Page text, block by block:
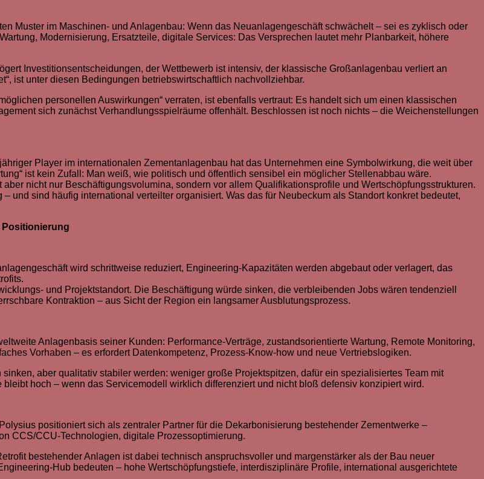
Muster im Maschinen- und Anlagenbau: Wenn das Neuanlagengeschäft schwächelt – sei es zyklisch oder
Modernisierung, Ersatzteile, digitale Services: Das Versprechen lautet mehr Planbarkeit, höhere
Investitionsentscheidungen, der Wettbewerb ist intensiv, der klassische Großanlagenbau verliert an
ist unter diesen Bedingungen betriebswirtschaftlich nachvollziehbar.
personellen Auswirkungen“ verraten, ist ebenfalls vertraut: Es handelt sich um einen klassischen
sich zunächst Verhandlungsspielräume offenhält. Beschlossen ist noch nichts – die Weichenstellungen
Player im internationalen Zementanlagenbau hat das Unternehmen eine Symbolwirkung, die weit über
ist kein Zufall: Man weiß, wie politisch und öffentlich sensibel ein möglicher Stellenabbau wäre.
nicht nur Beschäftigungsvolumina, sondern vor allem Qualifikationsprofile und Wertschöpfungsstrukturen.
und sind häufig international verteilter organisiert. Was das für Neubeckum als Standort konkret bedeutet,
wird schrittweise reduziert, Engineering-Kapazitäten werden abgebaut oder verlagert, das
und Projektstandort. Die Beschäftigung würde sinken, die verbleibenden Jobs wären tendenziell
Kontraktion – aus Sicht der Region ein langsamer Ausblutungsprozess.
Anlagenbasis seiner Kunden: Performance-Verträge, zustandsorientierte Wartung, Remote Monitoring,
Vorhaben – es erfordert Datenkompetenz, Prozess-Know-how und neue Vertriebslogiken.
aber qualitativ stabiler werden: weniger große Projektspitzen, dafür ein spezialisiertes Team mit
hoch – wenn das Servicemodell wirklich differenziert und nicht bloß defensiv konzipiert wird.
positioniert sich als zentraler Partner für die Dekarbonisierung bestehender Zementwerke –
CCS/CCU-Technologien, digitale Prozessoptimierung.
bestehender Anlagen ist dabei technisch anspruchsvoller und margenstärker als der Bau neuer
Hub bedeuten – hohe Wertschöpfungstiefe, interdisziplinäre Profile, international ausgerichtete